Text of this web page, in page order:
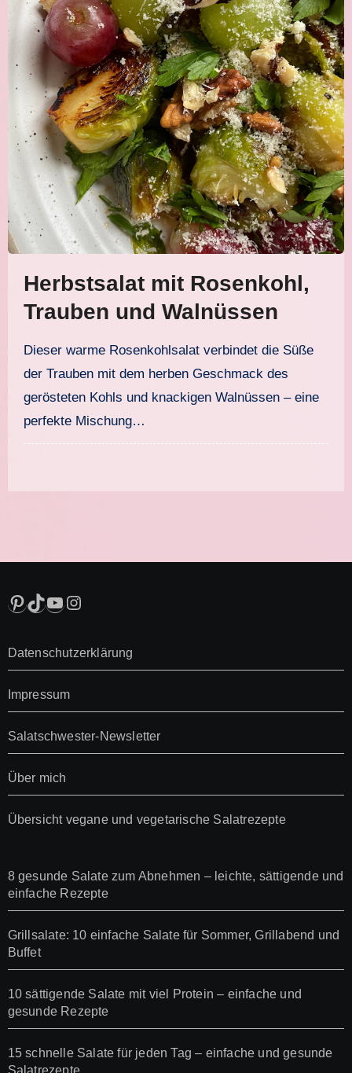
Herbstsalat mit Rosenkohl,
Trauben und Walnüssen
Dieser warme Rosenkohlsalat verbindet die Süße
der Trauben mit dem herben Geschmack des
gerösteten Kohls und knackigen Walnüssen – eine
perfekte Mischung…
Pinterest
TikTok
YouTube
Instagram
Datenschutzerklärung
Impressum
Salatschwester-Newsletter
Über mich
Übersicht vegane und vegetarische Salatrezepte
8 gesunde Salate zum Abnehmen – leichte, sättigende und
einfache Rezepte
Grillsalate: 10 einfache Salate für Sommer, Grillabend und
Buffet
10 sättigende Salate mit viel Protein – einfache und
gesunde Rezepte
15 schnelle Salate für jeden Tag – einfache und gesunde
Salatrezepte